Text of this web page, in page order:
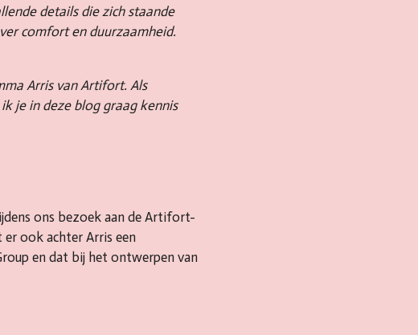
details die zich staande
comfort en duurzaamheid.
Arris van Artifort. Als
je in deze blog graag kennis
ons bezoek aan de Artifort-
ook achter Arris een
en dat bij het ontwerpen van